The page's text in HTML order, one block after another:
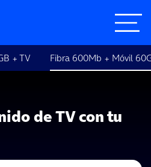
+ TV Fibra 600Mb + Móvil
de TV con tu